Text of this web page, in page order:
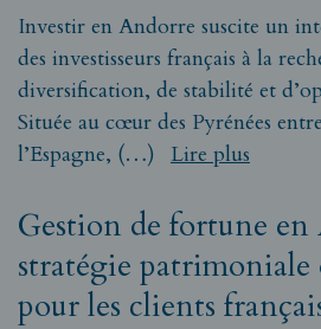
Investir en Andorre suscite un
des investisseurs français à la
diversification, de stabilité et
Située au cœur des Pyrénées
l’Espagne, (…) Lire plus
Gestion de fortune
stratégie patrimoniale
pour les clients